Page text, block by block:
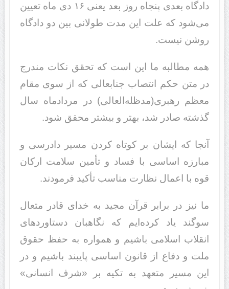
دادگاه بعدی پنجاه روز بعد یعنی ۱۶ دی ماه تعیین
می‌‌شود که علت این مدت طولانی بین دو دادگاه
روشن نیست.
همه مطالبه ما این است که تحقق نکات مندرج
در متن حکم انتصاب جنابعالی که از سوی مقام
معظم رهبری(مدظله‌العالی) در مردادماه سال
گذشته صادر شد، بهتر و بیشتر محقق شود.
آنجا که ایشان بر کوتاه کردن مسیر دادرسی و
مبارزه اساسی با فساد و تأمین سلامت ارکان
قوه با اعمال نظارت مناسب تأکید فرمودند.
ما نیز در برابر قرآن مجید به خدای قادر متعال
سوگند یاد کرده‌ایم که نگاهبان دستاوردهای
انقلاب اسلامی باشیم و همواره به حفظ حقوق
ملت و دفاع از قانون اساسی پایبند باشیم و در
این مسیر متعهد به تکیه بر «شرف انسانی»